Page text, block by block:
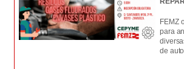
FEMZ
para
de